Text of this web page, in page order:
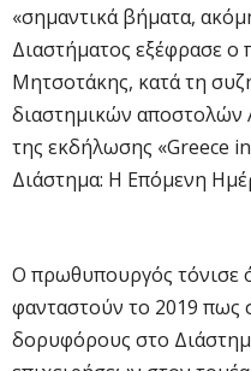
«σημαντικά βήματα,
Διαστήματος εξέφρασε
Μητσοτάκης, κατά τη
διαστημικών αποστολών
της εκδήλωσης «Greece
Διάστημα: Η Επόμενη
Ο πρωθυπουργός τόνισε
φανταστούν το 2019 πως
δορυφόρους στο